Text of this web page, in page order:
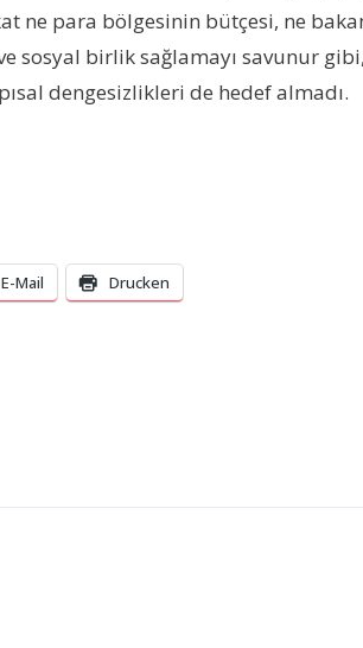
para bölgesinin bütçesi, ne
sosyal birlik sağlamayı savunur
dengesizlikleri de hedef almadı.
E-Mail Drucken